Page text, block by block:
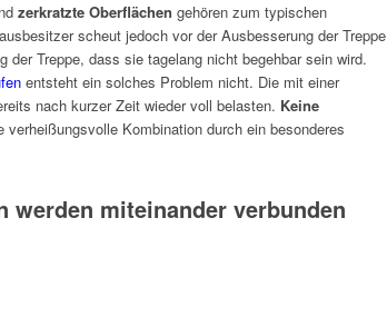
zerkratzte Oberflächen gehören zum typischen
scheut jedoch vor der Ausbesserung der Treppe
Treppe, dass sie tagelang nicht begehbar sein wird.
entsteht ein solches Problem nicht. Die mit einer
nach kurzer Zeit wieder voll belasten. Keine
verheißungsvolle Kombination durch ein besonderes
werden miteinander verbunden